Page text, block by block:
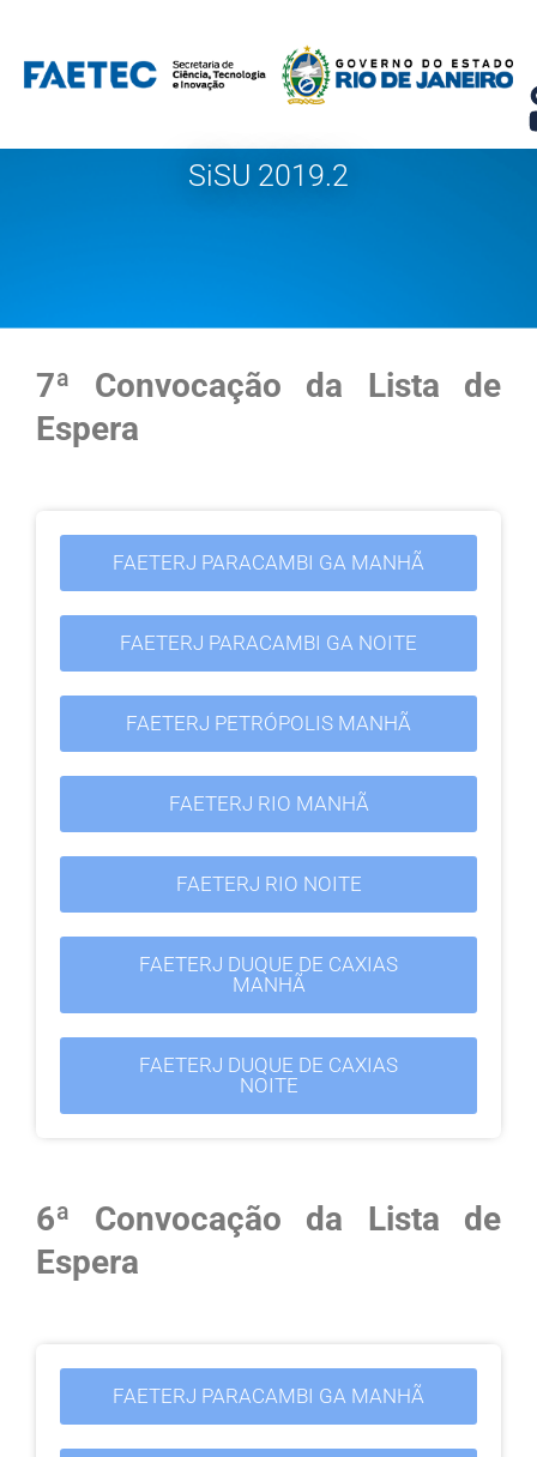
Pular
para
conteúdo
SiSU 2019.2
7ª Convocação da Lista de
Espera
FAETERJ PARACAMBI GA MANHÃ
FAETERJ PARACAMBI GA NOITE
FAETERJ PETRÓPOLIS MANHÃ
FAETERJ RIO MANHÃ
FAETERJ RIO NOITE
FAETERJ DUQUE DE CAXIAS
MANHÃ
FAETERJ DUQUE DE CAXIAS
NOITE
6ª Convocação da Lista de
Espera
FAETERJ PARACAMBI GA MANHÃ